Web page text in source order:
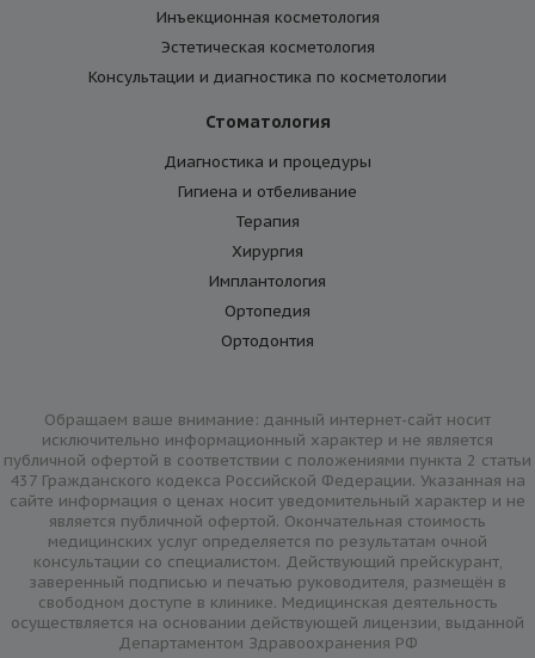
Инъекционная косметология
Эстетическая косметология
Консультации и диагностика по косметологии
Стоматология
Диагностика и процедуры
Гигиена и отбеливание
Терапия
Хирургия
Имплантология
Ортопедия
Ортодонтия
Обращаем ваше внимание: данный интернет-сайт носит
исключительно информационный характер и не является
публичной офертой в соответствии с положениями пункта 2 статьи
437 Гражданского кодекса Российской Федерации. Указанная на
сайте информация о ценах носит уведомительный характер и не
является публичной офертой. Окончательная стоимость
медицинских услуг определяется по результатам очной
консультации со специалистом. Действующий прейскурант,
заверенный подписью и печатью руководителя, размещён в
свободном доступе в клинике. Медицинская деятельность
осуществляется на основании действующей лицензии, выданной
Департаментом Здравоохранения РФ